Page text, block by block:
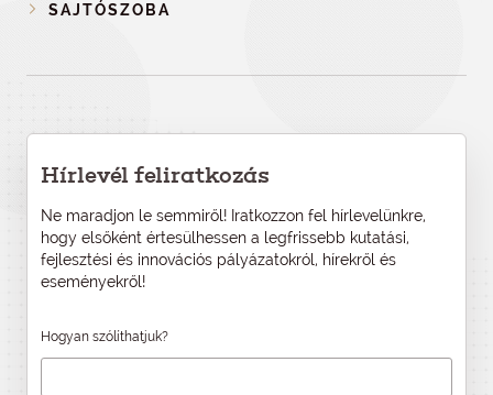
SAJTÓSZOBA
Hírlevél feliratkozás
Ne maradjon le semmiről! Iratkozzon fel hírlevelünkre,
hogy elsőként értesülhessen a legfrissebb kutatási,
fejlesztési és innovációs pályázatokról, hírekről és
eseményekről!
Hogyan szólíthatjuk?